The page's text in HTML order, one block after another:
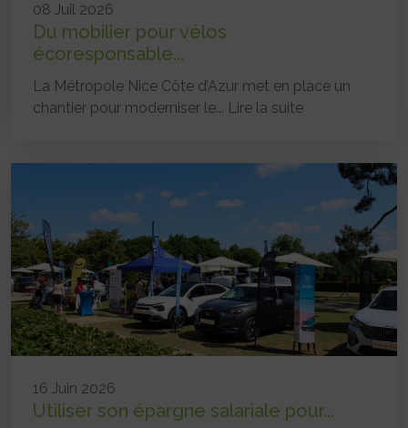
08 Juil 2026
Du mobilier pour vélos
écoresponsable...
La Métropole Nice Côte d’Azur met en place un
chantier pour moderniser le... Lire la suite
16 Juin 2026
Utiliser son épargne salariale pour...